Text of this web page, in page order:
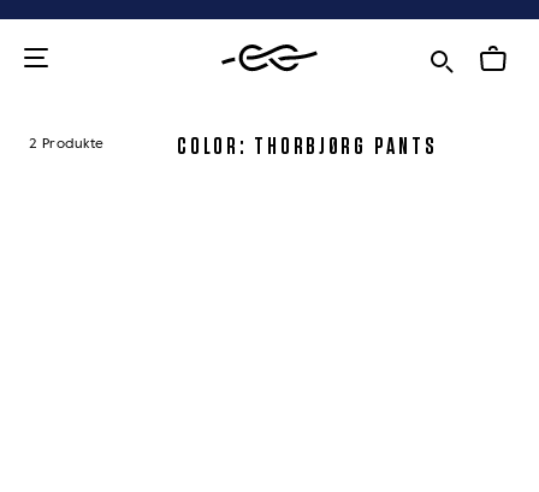
2 Produkte COLOR: THORBJØRG PANTS